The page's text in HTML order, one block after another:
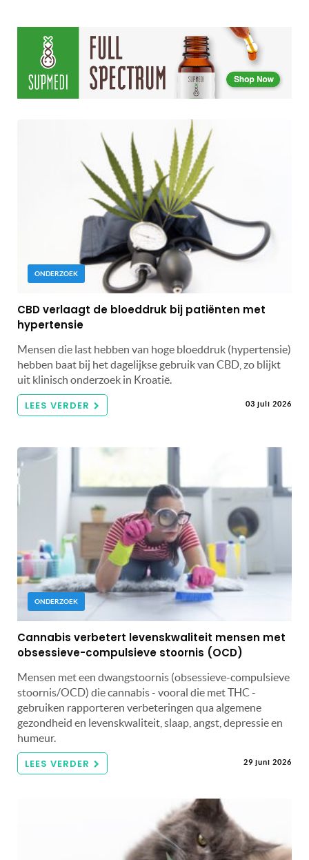
ONDERZOEK
CBD verlaagt de bloeddruk bij patiënten met
hypertensie
Mensen die last hebben van hoge bloeddruk (hypertensie)
hebben baat bij het dagelijkse gebruik van CBD, zo blijkt
uit klinisch onderzoek in Kroatië.
LEES VERDER 03 juli 2026
ONDERZOEK
Cannabis verbetert levenskwaliteit mensen met
obsessieve-compulsieve stoornis (OCD)
Mensen met een dwangstoornis (obsessieve-compulsieve
stoornis/OCD) die cannabis - vooral die met THC -
gebruiken rapporteren verbeteringen qua algemene
gezondheid en levenskwaliteit, slaap, angst, depressie en
humeur.
LEES VERDER 29 juni 2026